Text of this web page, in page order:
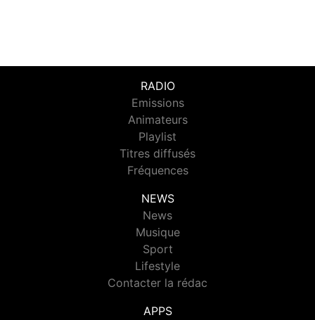
RADIO
Emissions
Animateurs
Playlist
Titres diffusés
Fréquences
NEWS
News
Musique
Sport
Lifestyle
Contacter la rédac
APPS